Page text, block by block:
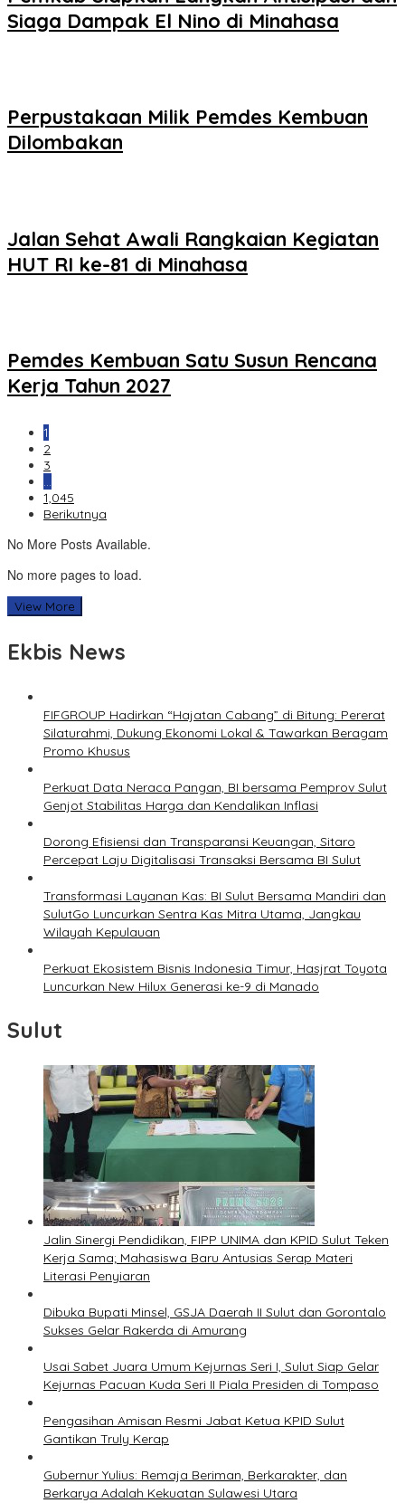
Siaga Dampak El Nino di Minahasa
Perpustakaan Milik Pemdes Kembuan
Dilombakan
Jalan Sehat Awali Rangkaian Kegiatan
HUT RI ke-81 di Minahasa
Pemdes Kembuan Satu Susun Rencana
Kerja Tahun 2027
1
2
3
…
1,045
Berikutnya
No More Posts Available.
No more pages to load.
View More
Ekbis News
FIFGROUP Hadirkan “Hajatan Cabang” di Bitung: Pererat
Silaturahmi, Dukung Ekonomi Lokal & Tawarkan Beragam
Promo Khusus
Perkuat Data Neraca Pangan, BI bersama Pemprov Sulut
Genjot Stabilitas Harga dan Kendalikan Inflasi
Dorong Efisiensi dan Transparansi Keuangan, Sitaro
Percepat Laju Digitalisasi Transaksi Bersama BI Sulut
Transformasi Layanan Kas: BI Sulut Bersama Mandiri dan
SulutGo Luncurkan Sentra Kas Mitra Utama, Jangkau
Wilayah Kepulauan
Perkuat Ekosistem Bisnis Indonesia Timur, Hasjrat Toyota
Luncurkan New Hilux Generasi ke-9 di Manado
Sulut
Jalin Sinergi Pendidikan, FIPP UNIMA dan KPID Sulut Teken
Kerja Sama; Mahasiswa Baru Antusias Serap Materi
Literasi Penyiaran
Dibuka Bupati Minsel, GSJA Daerah II Sulut dan Gorontalo
Sukses Gelar Rakerda di Amurang
Usai Sabet Juara Umum Kejurnas Seri I, Sulut Siap Gelar
Kejurnas Pacuan Kuda Seri II Piala Presiden di Tompaso
Pengasihan Amisan Resmi Jabat Ketua KPID Sulut
Gantikan Truly Kerap
Gubernur Yulius: Remaja Beriman, Berkarakter, dan
Berkarya Adalah Kekuatan Sulawesi Utara